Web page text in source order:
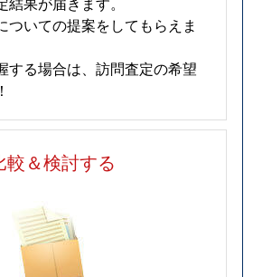
ついての提案をしてもらえま
する場合は、訪問査定の希望
較＆検討する